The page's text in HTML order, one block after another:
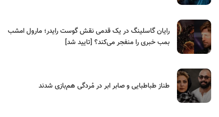
رایان گاسلینگ در یک قدمی نقش گوست رایدر؛ مارول امشب
بمب خبری را منفجر می‌کند؟ [تایید شد]
طناز طباطبایی و صابر ابر در مُردگی هم‌بازی شدند